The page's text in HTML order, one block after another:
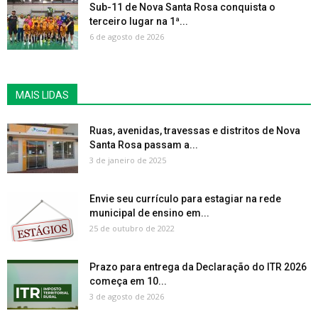
Sub-11 de Nova Santa Rosa conquista o
terceiro lugar na 1ª...
6 de agosto de 2026
MAIS LIDAS
Ruas, avenidas, travessas e distritos de Nova
Santa Rosa passam a...
3 de janeiro de 2025
Envie seu currículo para estagiar na rede
municipal de ensino em...
25 de outubro de 2022
Prazo para entrega da Declaração do ITR 2026
começa em 10...
3 de agosto de 2026